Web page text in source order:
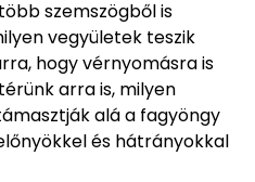
szemszögből is
vegyületek teszik
hogy vérnyomásra is
arra is, milyen
alá a fagyöngy
és hátrányokkal